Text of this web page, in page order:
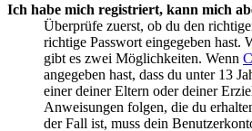
Ich habe mich registriert, kann mich
Überprüfe zuerst, ob du den
richtige Passwort eingegeben hast.
gibt es zwei Möglichkeiten. Wenn
angegeben hast, dass du unter 13
einer deiner Eltern oder deiner
Anweisungen folgen, die du
der Fall ist, muss dein